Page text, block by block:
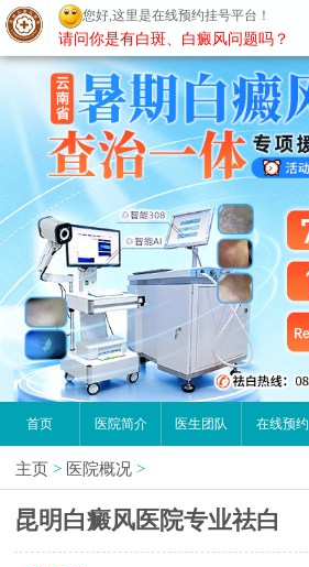
昆明白癜风医院
首页 医院简介 医生团队 在线预约
主页 > 医院概况 >
昆明白癜风医院专业祛白
您好,这里是在线预约挂号平台！
请问你是有白斑、白癜风问题吗？